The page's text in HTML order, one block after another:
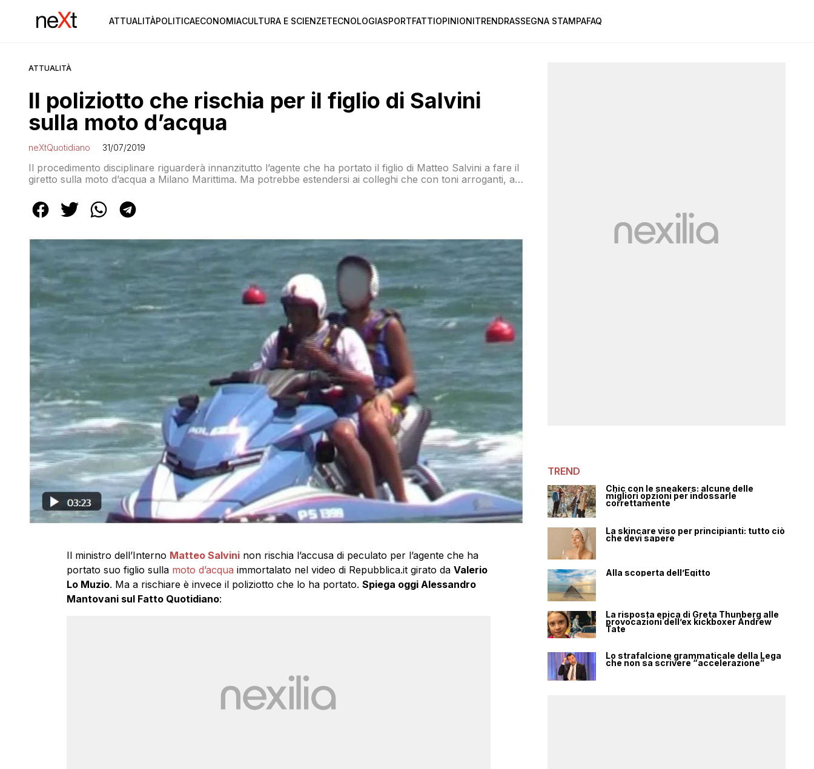
ATTUALITÀPOLITICAECONOMIACULTURA E SCIENZETECNOLOGIASPORTFATTIOPINIONITRENDRASSEGNA STAMPAFAQ
ATTUALITÀ
Il poliziotto che rischia per il figlio di Salvini
sulla moto d’acqua
neXtQuotidiano 31/07/2019
Il procedimento disciplinare riguarderà innanzitutto l’agente che ha portato il figlio di Matteo Salvini a fare il
giretto sulla moto d’acqua a Milano Marittima. Ma potrebbe estendersi ai colleghi che con toni arroganti, a
Il ministro dell’Interno Matteo Salvininon rischia l’accusa di peculato per l’agente che ha
portato suo figlio sulla moto d’acqua immortalato nel video di Repubblica.it girato da Valerio
Lo Muzio. Ma a rischiare è invece il poliziotto che lo ha portato. Spiega oggi Alessandro
Mantovani sul Fatto Quotidiano:
TREND
Chic con le sneakers: alcune delle
migliori opzioni per indossarle
correttamente
La skincare viso per principianti: tutto ciò
che devi sapere
Alla scoperta dell’Egitto
La risposta epica di Greta Thunberg alle
provocazioni dell’ex kickboxer Andrew
Tate
Lo strafalcione grammaticale della Lega
che non sa scrivere “accelerazione”